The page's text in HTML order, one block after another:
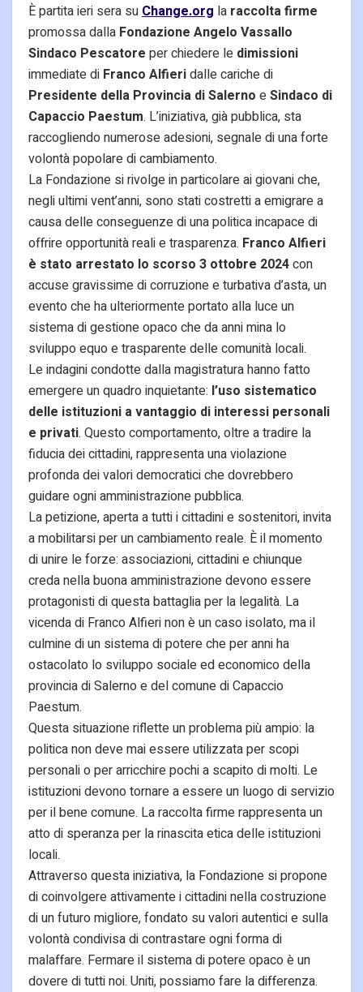
È partita ieri sera suChange.org la raccolta firme
promossa dalla Fondazione Angelo Vassallo
Sindaco Pescatore per chiedere le dimissioni
immediate di Franco Alfieridalle cariche di
Presidente della Provincia di Salerno eSindaco di
Capaccio Paestum. L’iniziativa, già pubblica, sta
raccogliendo numerose adesioni, segnale di una forte
volontà popolare di cambiamento.
La Fondazione si rivolge in particolare ai giovani che,
negli ultimi vent’anni, sono stati costretti a emigrare a
causa delle conseguenze di una politica incapace di
offrire opportunità reali e trasparenza. Franco Alfieri
è stato arrestato lo scorso 3 ottobre 2024con
accuse gravissime di corruzione e turbativa d’asta, un
evento che ha ulteriormente portato alla luce un
sistema di gestione opaco che da anni mina lo
sviluppo equo e trasparente delle comunità locali.
Le indagini condotte dalla magistratura hanno fatto
emergere un quadro inquietante: l’uso sistematico
delle istituzioni a vantaggio di interessi personali
e privati. Questo comportamento, oltre a tradire la
fiducia dei cittadini, rappresenta una violazione
profonda dei valori democratici che dovrebbero
guidare ogni amministrazione pubblica.
La petizione, aperta a tutti i cittadini e sostenitori, invita
a mobilitarsi per un cambiamento reale. È il momento
di unire le forze: associazioni, cittadini e chiunque
creda nella buona amministrazione devono essere
protagonisti di questa battaglia per la legalità. La
vicenda di Franco Alfieri non è un caso isolato, ma il
culmine di un sistema di potere che per anni ha
ostacolato lo sviluppo sociale ed economico della
provincia di Salerno e del comune di Capaccio
Paestum.
Questa situazione riflette un problema più ampio: la
politica non deve mai essere utilizzata per scopi
personali o per arricchire pochi a scapito di molti. Le
istituzioni devono tornare a essere un luogo di servizio
per il bene comune. La raccolta firme rappresenta un
atto di speranza per la rinascita etica delle istituzioni
locali.
Attraverso questa iniziativa, la Fondazione si propone
di coinvolgere attivamente i cittadini nella costruzione
di un futuro migliore, fondato su valori autentici e sulla
volontà condivisa di contrastare ogni forma di
malaffare. Fermare il sistema di potere opaco è un
dovere di tutti noi. Uniti, possiamo fare la differenza.